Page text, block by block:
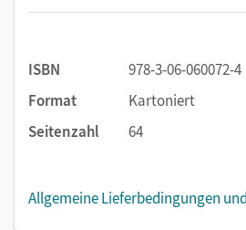
ISBN
978-3-06-060072-4
Format
Kartoniert
Seitenzahl
64
Allgemeine Lieferbedingungen